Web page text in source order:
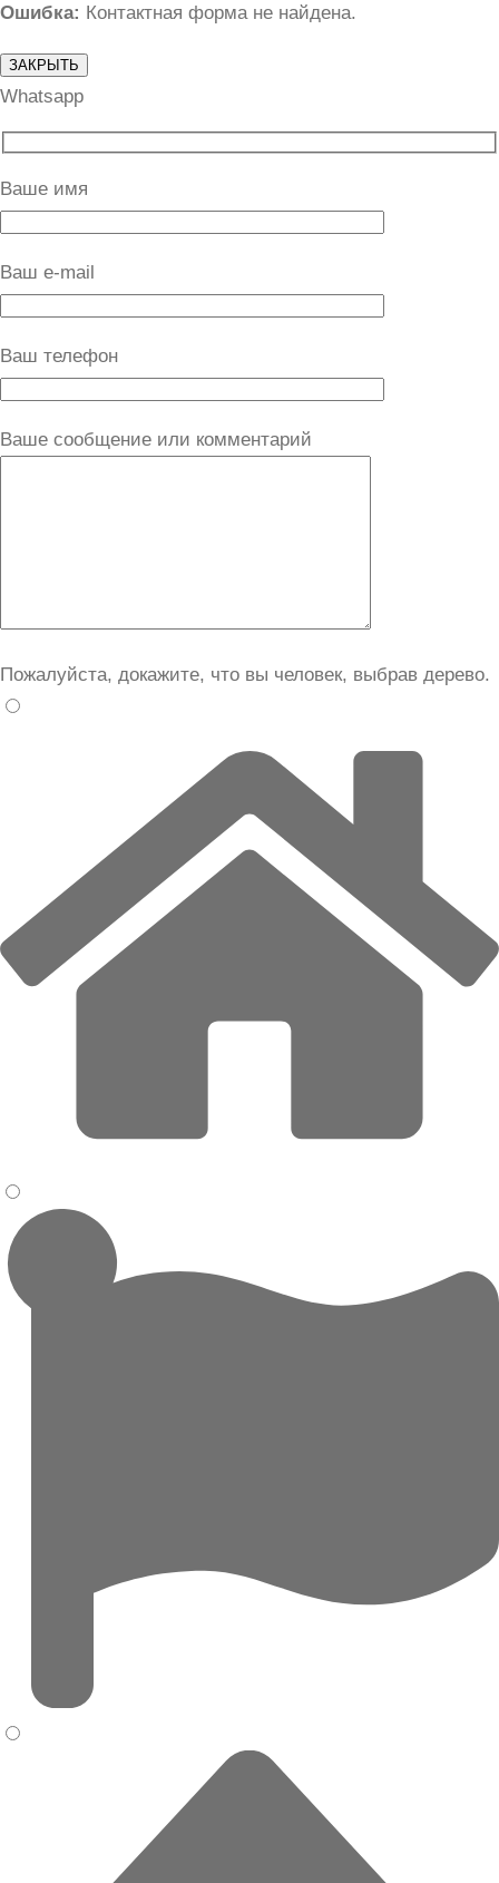
Ошибка: Контактная форма не найдена.
ЗАКРЫТЬ
Whatsapp
Ваше имя
Ваш e-mail
Ваш телефон
Ваше сообщение или комментарий
Пожалуйста, докажите, что вы человек, выбрав дерево.